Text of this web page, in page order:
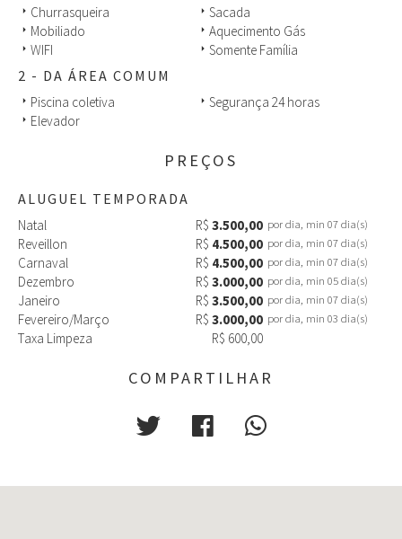
arrow_right Churrasqueira arrow_right Sacada
arrow_right Mobiliado arrow_right Aquecimento Gás
arrow_right WIFI arrow_right Somente Família
2 - DA ÁREA COMUM
arrow_right Piscina coletiva arrow_right Segurança 24 horas
arrow_right Elevador
PREÇOS
ALUGUEL TEMPORADA
Natal R$ 3.500,00 por dia, min 07 dia(s)
Reveillon R$ 4.500,00 por dia, min 07 dia(s)
Carnaval R$ 4.500,00 por dia, min 07 dia(s)
Dezembro R$ 3.000,00 por dia, min 05 dia(s)
Janeiro R$ 3.500,00 por dia, min 07 dia(s)
Fevereiro/Março R$ 3.000,00 por dia, min 03 dia(s)
Taxa Limpeza R$ 600,00
COMPARTILHAR